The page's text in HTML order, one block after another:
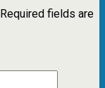
Required fields are